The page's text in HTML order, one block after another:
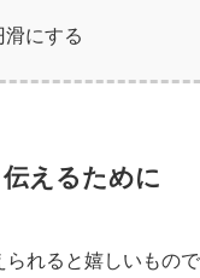
滑にする
えるために
れると嬉しいもの